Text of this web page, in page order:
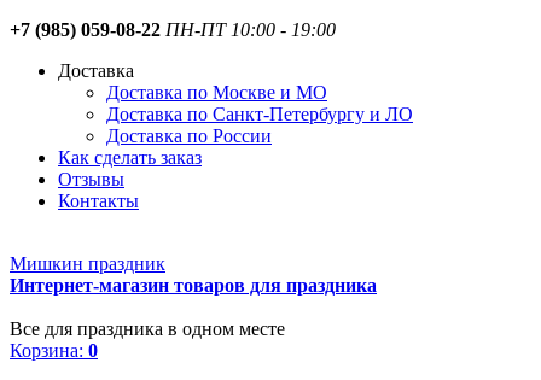
+7 (985) 059-08-22 ПН-ПТ 10:00 - 19:00
Доставка
Доставка по Москве и МО
Доставка по Санкт-Петербургу и ЛО
Доставка по России
Как сделать заказ
Отзывы
Контакты
Мишкин праздник
Интернет-магазин товаров для праздника
Все для праздника в одном месте
Корзина: 0